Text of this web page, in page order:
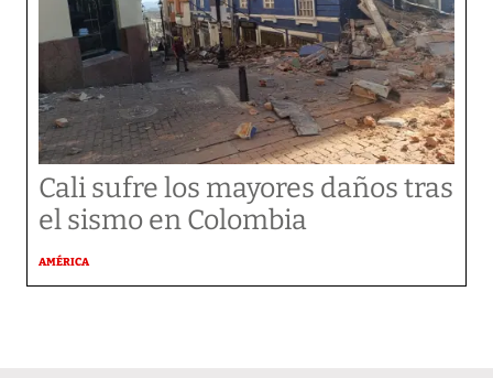
Cali sufre los mayores daños tras
el sismo en Colombia
AMÉRICA